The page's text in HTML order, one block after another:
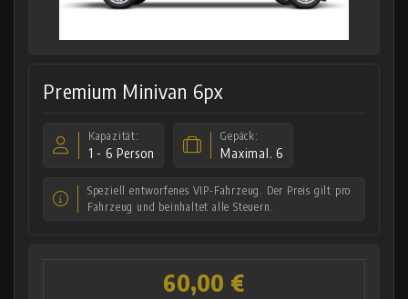
Premium Minivan 6px
Kapazität:
1 - 6 Person
Gepäck:
Maximal. 6
Speziell entworfenes VIP-Fahrzeug. Der Preis gilt pro
Fahrzeug und beinhaltet alle Steuern.
60,00 €